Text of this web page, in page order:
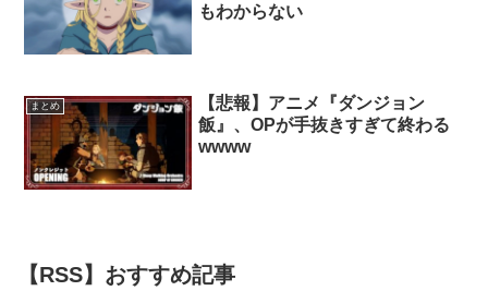
もわからない
まとめ
【悲報】アニメ『ダンジョン
飯』、OPが手抜きすぎて終わる
wwww
【RSS】おすすめ記事